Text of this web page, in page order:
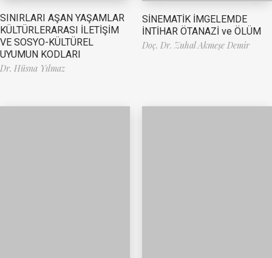
SINIRLARI AŞAN YAŞAMLAR
KÜLTÜRLERARASI İLETİŞİM
VE SOSYO-KÜLTÜREL
UYUMUN KODLARI
Dr. Hüsna Yılmaz
SİNEMATİK İMGELEMDE
İNTİHAR ÖTANAZİ ve ÖLÜM
Doç. Dr. Zuhal Akmeşe Demir